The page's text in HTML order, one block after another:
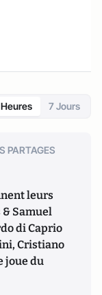
7 Jours
PARTAGES
leurs
Samuel
di Caprio
Cristiano
joue du